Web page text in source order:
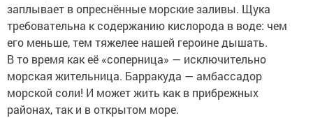
заплывает в опреснённые морские заливы. Щука
требовательна к содержанию кислорода в воде: чем
его меньше, тем тяжелее нашей героине дышать.
В то время как её «соперница» — исключительно
морская жительница. Барракуда — амбассадор
морской соли! И может жить как в прибрежных
районах, так и в открытом море.